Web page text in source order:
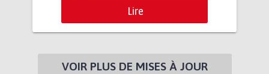
Lire
VOIR PLUS DE MISES À JOUR